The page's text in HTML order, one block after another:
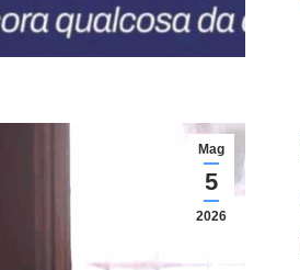
Mag
5
2026